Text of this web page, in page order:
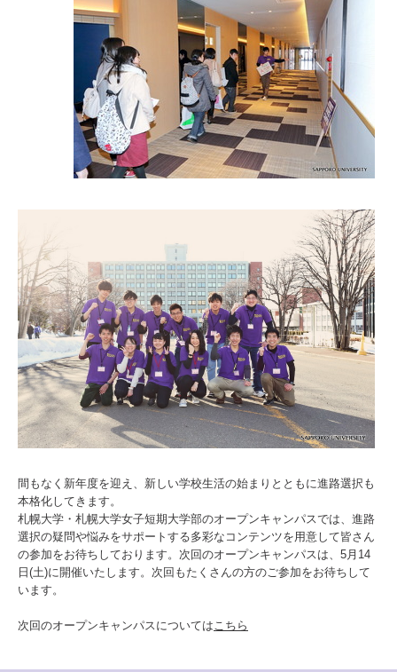
間もなく新年度を迎え、新しい学校生活の始まりとともに進路選択も
本格化してきます。
札幌大学・札幌大学女子短期大学部のオープンキャンパスでは、進路
選択の疑問や悩みをサポートする多彩なコンテンツを用意して皆さん
の参加をお待ちしております。次回のオープンキャンパスは、5月14
日(土)に開催いたします。次回もたくさんの方のご参加をお待ちして
います。
次回のオープンキャンパスについてはこちら